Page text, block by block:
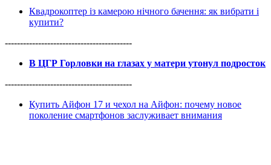
Квадрокоптер із камерою нічного бачення: як вибрати і
купити?
------------------------------------------
В ЦГР Горловки на глазах у матери утонул подросток
------------------------------------------
Купить Айфон 17 и чехол на Айфон: почему новое
поколение смартфонов заслуживает внимания